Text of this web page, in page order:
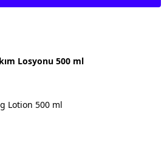
Losyonu 500 ml
Lotion 500 ml